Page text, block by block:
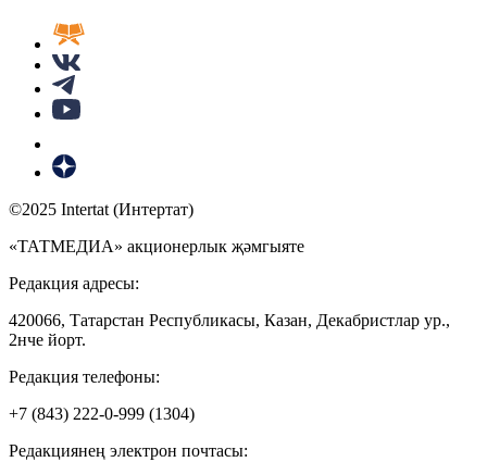
©2025 Intertat (Интертат)
«ТАТМЕДИА» акционерлык җәмгыяте
Редакция адресы:
420066, Татарстан Республикасы, Казан, Декабристлар ур.,
2нче йорт.
Редакция телефоны:
+7 (843) 222-0-999 (1304)
Редакциянең электрон почтасы: